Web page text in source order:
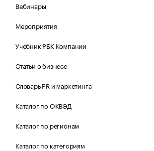
Вебинары
Мероприятия
Учебник РБК Компании
Статьи о бизнесе
Словарь PR и маркетинга
Каталог по ОКВЭД
Каталог по регионам
Каталог по категориям